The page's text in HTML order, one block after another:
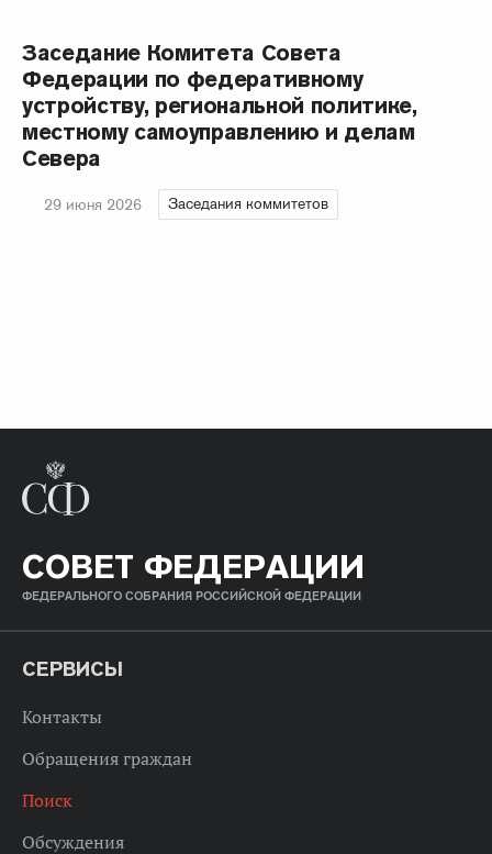
Заседание Комитета Совета
Федерации по федеративному
устройству, региональной политике,
местному самоуправлению и делам
Севера
29 июня 2026 Заседания коммитетов
СОВЕТ ФЕДЕРАЦИИ
ФЕДЕРАЛЬНОГО СОБРАНИЯ РОССИЙСКОЙ ФЕДЕРАЦИИ
СЕРВИСЫ
Контакты
Обращения граждан
Поиск
Обсуждения